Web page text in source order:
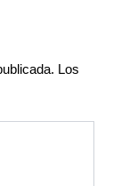
Los